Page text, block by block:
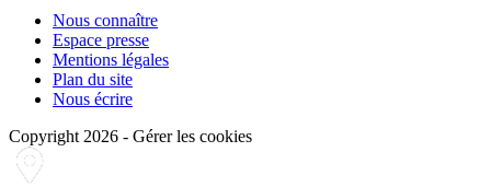
Nous connaître
Espace presse
Mentions légales
Plan du site
Nous écrire
Copyright 2026 - Gérer les cookies